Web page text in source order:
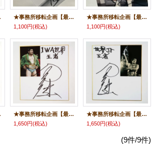
入り）
★事務所移転企画【最大50％OFF】!!★マイティ井上氏【直筆サイン入り生写真】C
1,100円(税込)
★事務所移転企画【最大50％OFF】!!★マイティ井上氏【直筆サイン入り生写真】D
1,100円(税込)
写真】E
★事務所移転企画【最大50％OFF】!!★マイティ井上氏【生写真付・直筆サイン色紙】（IWA王者ver.）
1,650円(税込)
★事務所移転企画【最大50％OFF】!!★マイティ井上氏【生写真付・直筆サイン色紙】（王者Jr ver.）
1,650円(税込)
(9件/9件)